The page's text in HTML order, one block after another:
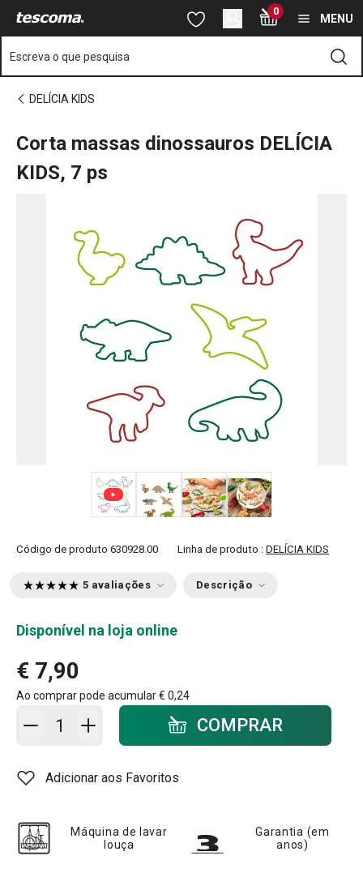
Está na página Corta massas dinossauros DELÍCIA KIDS, 7 ps
Saltar para o conteúdo principal
Saltar para a pesquisa
Saltar para a navegação 0
MENU
Escreva o que pesquisa
DELÍCIA KIDS
Corta massas dinossauros DELÍCIA
KIDS, 7 ps
Código de produto 630928.00 Linha de produto : DELÍCIA KIDS
5 avaliações Descrição
Disponível na loja online
€ 7,90
Ao comprar pode acumular€ 0,24
Adicionar ao carrinho - quantidadeCOMPRAR
Adicionar aos Favoritos
Máquina de lavar
louça
Garantia (em
anos)